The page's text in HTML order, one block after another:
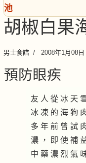
池
胡椒白果
男士食譜 2008年1月08日
預防眼疾
友 人 從 冰 天
冰 凍 的 海 狗
多 年 前 曾 試
濃 ， 即 使 補
中 藥 濃 烈 氣